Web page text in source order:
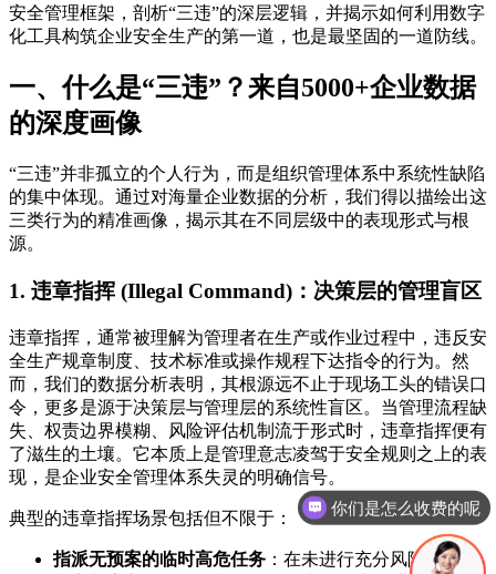
安全管理框架，剖析“三违”的深层逻辑，并揭示如何利用数字
化工具构筑企业安全生产的第一道，也是最坚固的一道防线。
一、什么是“三违”？来自5000+企业数据
的深度画像
“三违”并非孤立的个人行为，而是组织管理体系中系统性缺陷
的集中体现。通过对海量企业数据的分析，我们得以描绘出这
三类行为的精准画像，揭示其在不同层级中的表现形式与根
源。
1. 违章指挥 (Illegal Command)：决策层的管理盲区
违章指挥，通常被理解为管理者在生产或作业过程中，违反安
全生产规章制度、技术标准或操作规程下达指令的行为。然
而，我们的数据分析表明，其根源远不止于现场工头的错误口
令，更多是源于决策层与管理层的系统性盲区。当管理流程缺
失、权责边界模糊、风险评估机制流于形式时，违章指挥便有
了滋生的土壤。它本质上是管理意志凌驾于安全规则之上的表
现，是企业安全管理体系失灵的明确信号。
典型的违章指挥场景包括但不限于：
指派无预案的临时高危任务 ：在未进行充分风险评估和
现在有优惠活动吗